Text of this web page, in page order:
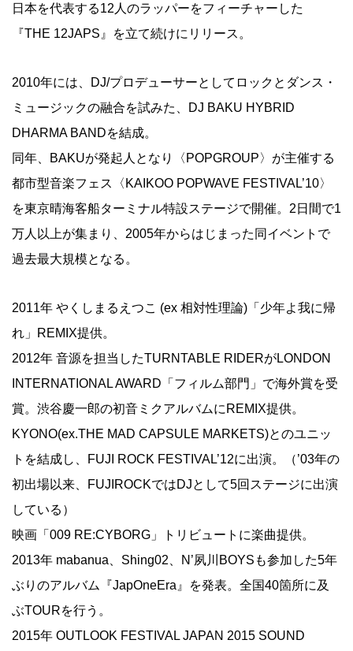
日本を代表する12人のラッパーをフィーチャーした
『THE 12JAPS』を立て続けにリリース。
2010年には、DJ/プロデューサーとしてロックとダンス・
ミュージックの融合を試みた、DJ BAKU HYBRID
DHARMA BANDを結成。
同年、BAKUが発起人となり〈POPGROUP〉が主催する
都市型音楽フェス〈KAIKOO POPWAVE FESTIVAL’10〉
を東京晴海客船ターミナル特設ステージで開催。2日間で1
万人以上が集まり、2005年からはじまった同イベントで
過去最大規模となる。
2011年 やくしまるえつこ (ex 相対性理論)「少年よ我に帰
れ」REMIX提供。
2012年 音源を担当したTURNTABLE RIDERがLONDON
INTERNATIONAL AWARD「フィルム部門」で海外賞を受
賞。渋谷慶一郎の初音ミクアルバムにREMIX提供。
KYONO(ex.THE MAD CAPSULE MARKETS)とのユニッ
トを結成し、FUJI ROCK FESTIVAL’12に出演。（’03年の
初出場以来、FUJIROCKではDJとして5回ステージに出演
している）
映画「009 RE:CYBORG」トリビュートに楽曲提供。
2013年 mabanua、Shing02、N’夙川BOYSも参加した5年
ぶりのアルバム『JapOneEra』を発表。全国40箇所に及
ぶTOURを行う。
2015年 OUTLOOK FESTIVAL JAPAN 2015 SOUND